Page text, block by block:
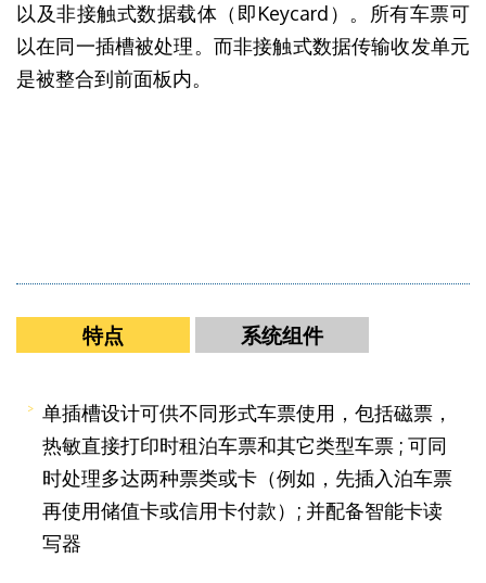
以及非接触式数据载体（即Keycard）。所有车票可
以在同一插槽被处理。而非接触式数据传输收发单元
是被整合到前面板内。
特点 系统组件
单插槽设计可供不同形式车票使用，包括磁票，
热敏直接打印时租泊车票和其它类型车票 ; 可同
时处理多达两种票类或卡（例如，先插入泊车票
再使用储值卡或信用卡付款）; 并配备智能卡读
写器